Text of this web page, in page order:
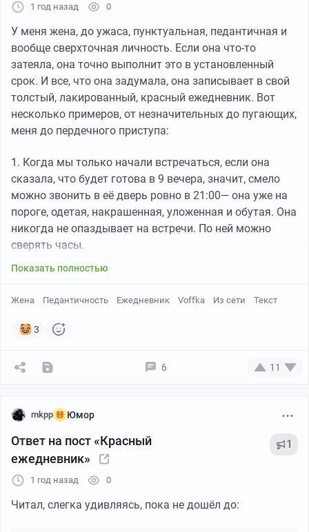
1 год назад 0
У меня жена, до ужаса, пунктуальная, педантичная и
вообще сверхточная личность. Если она что-то
затеяла, она точно выполнит это в установленный
срок. И все, что она задумала, она записывает в свой
толстый, лакированный, красный ежедневник. Вот
несколько примеров, от незначительных до пугающих,
меня до пердечного приступа:
1. Когда мы только начали встречаться, если она
сказала, что будет готова в 9 вечера, значит, смело
можно звонить в её дверь ровно в 21:00— она уже на
пороге, одетая, накрашенная, уложенная и обутая. Она
никогда не опаздывает на встречи. По ней можно
сверять часы.
Показать полностью
Жена Педантичность Ежедневник Voffka Из сети Текст
3
6 11
mkpp Юмор
Ответ на пост «Красный
ежедневник»
1
1 год назад 0
Читал, слегка удивляясь, пока не дошёл до: